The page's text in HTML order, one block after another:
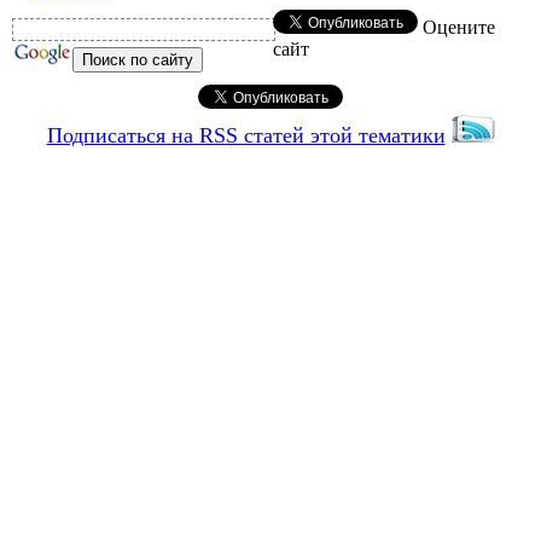
Оцените
сайт
Подписаться на RSS статей этой тематики